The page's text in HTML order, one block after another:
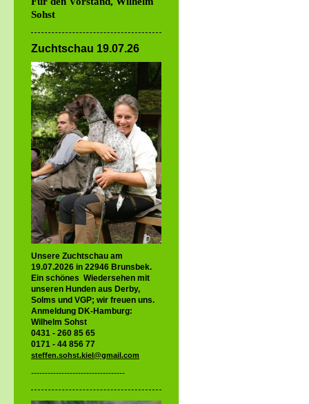
Sohst
Zuchtschau 19.07.26
Unsere Zuchtschau am
19.07.2026 in 22946 Brunsbek.
Ein schönes Wiedersehen mit
unseren Hunden aus Derby,
Solms und VGP; wir freuen uns.
Anmeldung DK-Hamburg:
Wilhelm Sohst
0431 - 260 85 65
0171 - 44 856 77
steffen.sohst.kiel@gmail.com
----------------------------------